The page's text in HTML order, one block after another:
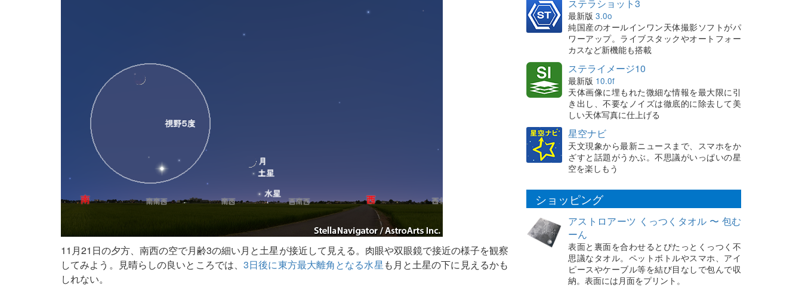
11月21日の夕方、南西の空で月齢3の細い月と土星が接近して見える。肉眼や双眼鏡で接近の様子を観察
してみよう。見晴らしの良いところでは、3日後に東方最大離角となる水星 も月と土星の下に見えるかも
しれない。
ステラショット3
最新版 3.0o
純国産のオールインワン天体撮影ソフトがパ
ワーアップ。ライブスタックやオートフォー
カスなど新機能も搭載
ステライメージ10
最新版 10.0f
天体画像に埋もれた微細な情報を最大限に引
き出し、不要なノイズは徹底的に除去して美
しい天体写真に仕上げる
星空ナビ
天文現象から最新ニュースまで、スマホをか
ざすと話題がうかぶ。不思議がいっぱいの星
空を楽しもう
ショッピング
アストロアーツ くっつくタオル 〜 包む
ーん
表面と裏面を合わせるとぴたっとくっつく不
思議なタオル。ペットボトルやスマホ、アイ
ピースやケーブル等を結び目なしで包んで収
納。表面には月面をプリント。